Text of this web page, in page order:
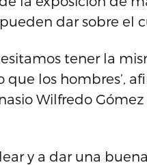
dar sobre el
tener la
los hombres’,
Wilfredo
y a dar una